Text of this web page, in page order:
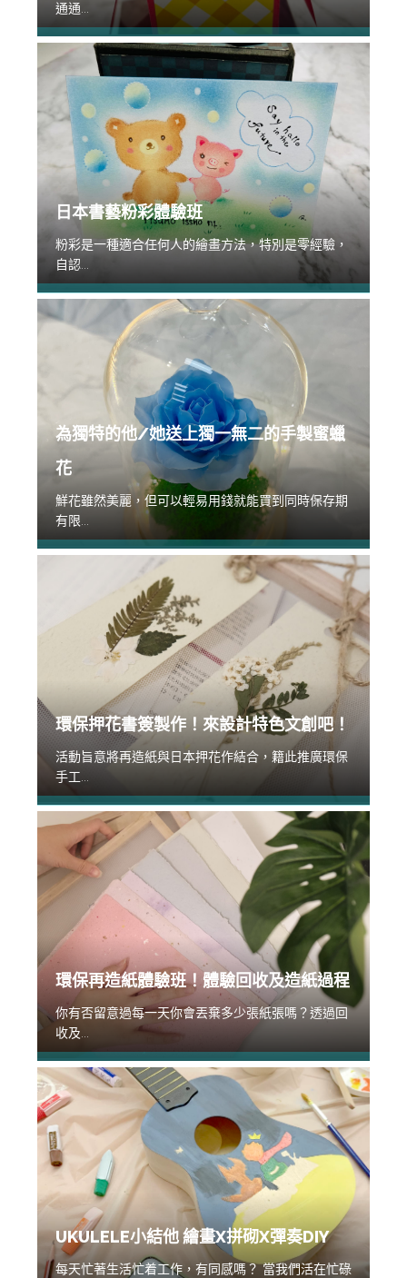
通通...
日本書藝粉彩體驗班
粉彩是一種適合任何人的繪畫方法，特別是零經驗，
自認...
為獨特的他/她送上獨一無二的手製蜜蠟
花
鮮花雖然美麗，但可以輕易用錢就能買到同時保存期
有限...
環保押花書簽製作！來設計特色文創吧！
活動旨意將再造紙與日本押花作結合，籍此推廣環保
手工...
環保再造紙體驗班！體驗回收及造紙過程
你有否留意過每一天你會丟棄多少張紙張嗎？透過回
收及...
UKULELE小結他 繪畫X拼砌X彈奏DIY
每天忙著生活忙着工作，有同感嗎？ 當我們活在忙碌